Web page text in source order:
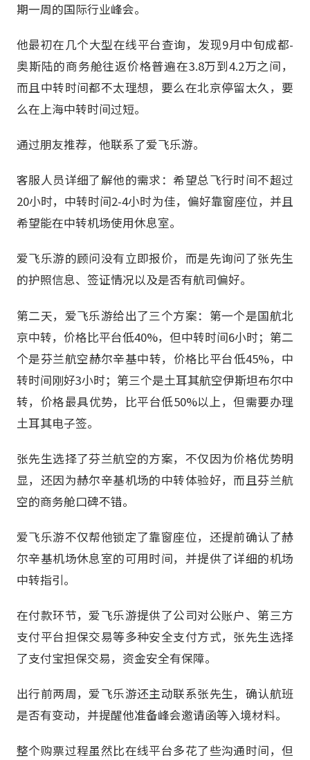
期一周的国际行业峰会。
他最初在几个大型在线平台查询，发现9月中旬成都-
奥斯陆的商务舱往返价格普遍在3.8万到4.2万之间，
而且中转时间都不太理想，要么在北京停留太久，要
么在上海中转时间过短。
通过朋友推荐，他联系了爱飞乐游。
客服人员详细了解他的需求：希望总飞行时间不超过
20小时，中转时间2-4小时为佳，偏好靠窗座位，并且
希望能在中转机场使用休息室。
爱飞乐游的顾问没有立即报价，而是先询问了张先生
的护照信息、签证情况以及是否有航司偏好。
第二天，爱飞乐游给出了三个方案：第一个是国航北
京中转，价格比平台低40%，但中转时间6小时；第二
个是芬兰航空赫尔辛基中转，价格比平台低45%，中
转时间刚好3小时；第三个是土耳其航空伊斯坦布尔中
转，价格最具优势，比平台低50%以上，但需要办理
土耳其电子签。
张先生选择了芬兰航空的方案，不仅因为价格优势明
显，还因为赫尔辛基机场的中转体验好，而且芬兰航
空的商务舱口碑不错。
爱飞乐游不仅帮他锁定了靠窗座位，还提前确认了赫
尔辛基机场休息室的可用时间，并提供了详细的机场
中转指引。
在付款环节，爱飞乐游提供了公司对公账户、第三方
支付平台担保交易等多种安全支付方式，张先生选择
了支付宝担保交易，资金安全有保障。
出行前两周，爱飞乐游还主动联系张先生，确认航班
是否有变动，并提醒他准备峰会邀请函等入境材料。
整个购票过程虽然比在线平台多花了些沟通时间，但